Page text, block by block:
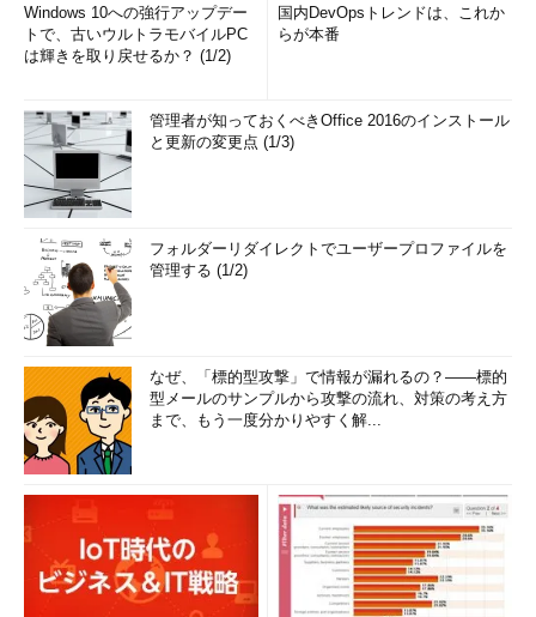
Windows 10への強行アップデー
トで、古いウルトラモバイルPC
は輝きを取り戻せるか？ (1/2)
国内DevOpsトレンドは、これか
らが本番
管理者が知っておくべきOffice 2016のインストール
と更新の変更点 (1/3)
フォルダーリダイレクトでユーザープロファイルを
管理する (1/2)
なぜ、「標的型攻撃」で情報が漏れるの？――標的
型メールのサンプルから攻撃の流れ、対策の考え方
まで、もう一度分かりやすく解...